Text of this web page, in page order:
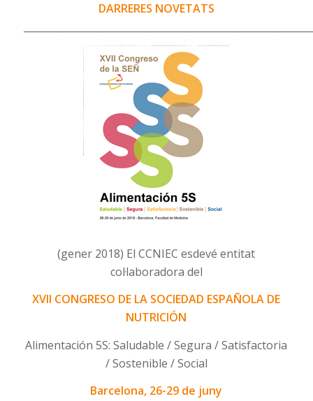
DARRERES NOVETATS
(gener 2018) El CCNIEC esdevé entitat
col·laboradora del
XVII CONGRESO DE LA SOCIEDAD ESPAÑOLA DE
NUTRICIÓN
Alimentación 5S: Saludable / Segura / Satisfactoria
/ Sostenible / Social
Barcelona, 26-29 de juny